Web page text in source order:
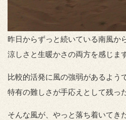
昨日からずっと続いている南風から
涼しさと生暖かさの両方を感じます
比較的活発に風の強弱があるようで
特有の難しさが手応えとして残った
そんな風が、やっと落ち着いてき